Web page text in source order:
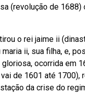
(revolução de 1688)
o rei jaime ii
ii, sua filha, e,
ocorrida em
de 1601 até 1700),
da crise do